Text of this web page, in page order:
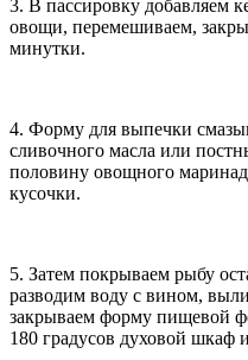
3. В пассировку добавляем
овощи, перемешиваем,
минутки.
4. Форму для выпечки
сливочного масла или
половину овощного
кусочки.
5. Затем покрываем рыбу
разводим воду с вином,
закрываем форму пищевой
180 градусов духовой шкаф